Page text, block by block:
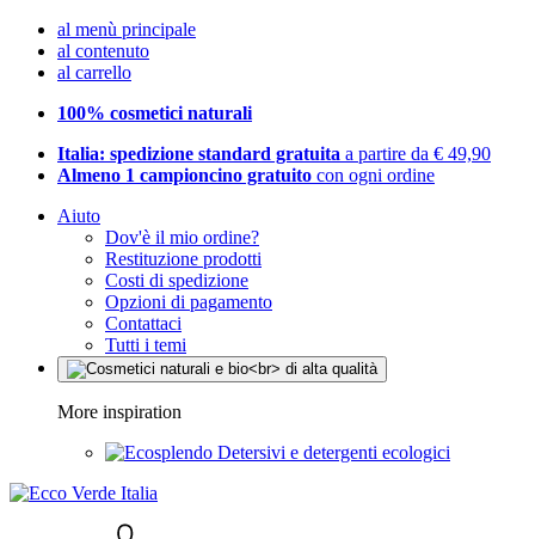
al menù principale
al contenuto
al carrello
100% cosmetici naturali
Italia: spedizione standard gratuita a partire da € 49,90
Almeno 1 campioncino gratuito con ogni ordine
Aiuto
Dov'è il mio ordine?
Restituzione prodotti
Costi di spedizione
Opzioni di pagamento
Contattaci
Tutti i temi
More inspiration
Detersivi e detergenti ecologici